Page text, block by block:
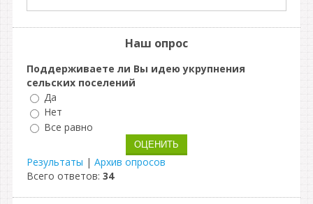
Наш опрос
Поддерживаете ли Вы идею укрупнения
сельских поселений
Да
Нет
Все равно
Результаты | Архив опросов
Всего ответов: 34